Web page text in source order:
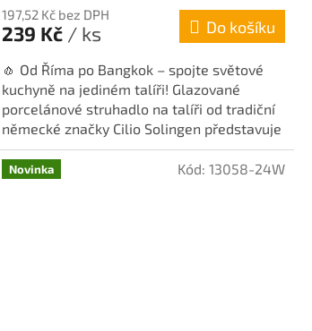
produktu
je
z
5
hvězdiček.
197,52 Kč bez DPH
239 Kč / ks Do košíku
🧄 Od Říma po Bangkok – spojte světové
kuchyně na jediném talíři! Glazované
porcelánové struhadlo na talíři od tradiční
německé značky Cilio Solingen představuje
stylový a...
Novinka Kód: 13058-24W